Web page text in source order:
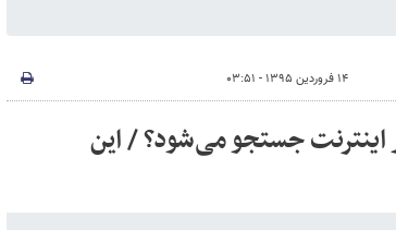
۱۴ فروردین ۱۳۹۵ - ۰۳:۵۱
اینترنت جستجو می‌شود؟ / این